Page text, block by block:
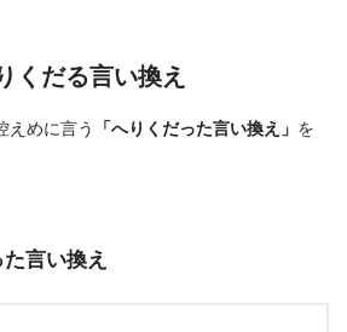
くだる言い換え
えめに言う 「へりくだった言い換え」 を
言い換え